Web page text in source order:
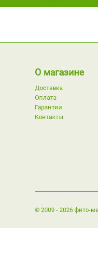
О магазине
Доставка
Оплата
Гарантии
Контакты
© 2009 - 2026 фито-